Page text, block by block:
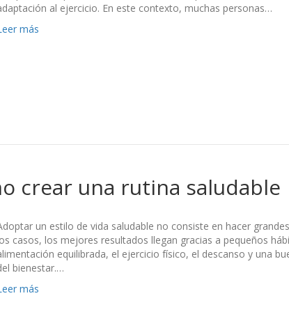
al ejercicio. En este contexto, muchas personas…
más
crear una rutina saludable
un estilo de vida saludable no consiste en hacer
casos, los mejores resultados llegan gracias a pequeños
equilibrada, el ejercicio físico, el descanso y una
bienestar.…
más